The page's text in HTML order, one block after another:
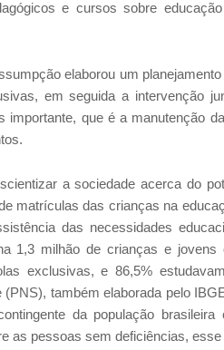
e cursos sobre
elaborou um
em seguida a intervenção
importante, que é a manutenção
a sociedade acerca do
matrículas das crianças na
das necessidades
1,3 milhão de crianças e
exclusivas, e 86,5%
(PNS), também elaborada pelo
da população
as pessoas sem deficiências,